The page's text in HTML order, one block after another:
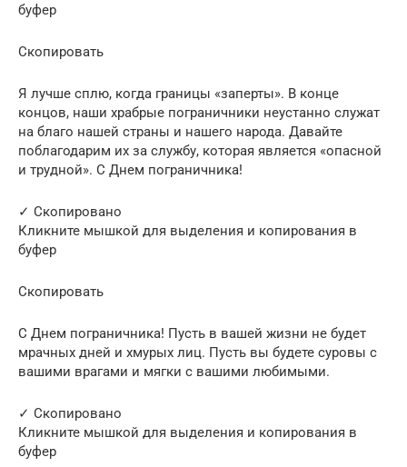
буфер
Скопировать
Я лучше сплю, когда границы «заперты». В конце
концов, наши храбрые пограничники неустанно служат
на благо нашей страны и нашего народа. Давайте
поблагодарим их за службу, которая является «опасной
и трудной». C Днем пограничника!
✓ Скопировано
Кликните мышкой для выделения и копирования в
буфер
Скопировать
С Днем пограничника! Пусть в вашей жизни не будет
мрачных дней и хмурых лиц. Пусть вы будете суровы с
вашими врагами и мягки с вашими любимыми.
✓ Скопировано
Кликните мышкой для выделения и копирования в
буфер